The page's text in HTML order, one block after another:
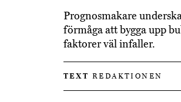
Prognosmakare
förmåga att bygga upp
faktorer väl infaller.
TEXT REDAKTIONEN